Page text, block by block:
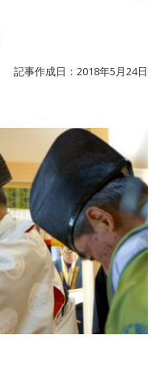
記事作成日：2018年5月24日